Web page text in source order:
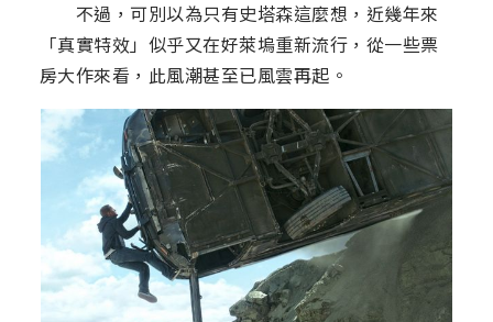
不過，可別以為只有史塔森這麼想，近幾年來
「真實特效」似乎又在好萊塢重新流行，從一些票
房大作來看，此風潮甚至已風雲再起。